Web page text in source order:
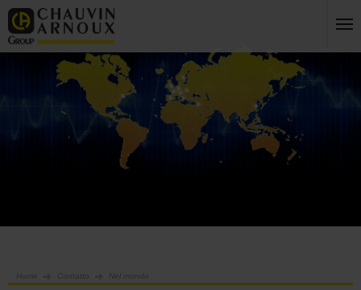
Home Contatto Nel mondo